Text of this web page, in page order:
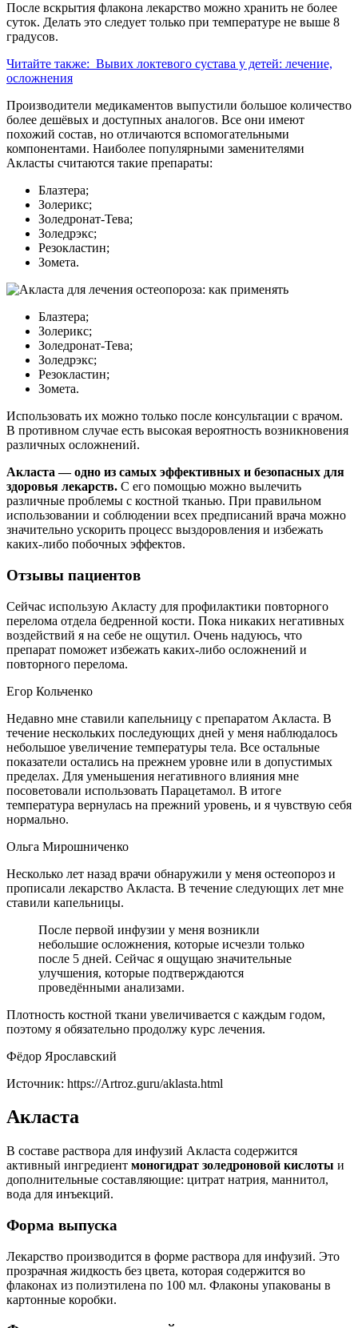
После вскрытия флакона лекарство можно хранить не более
суток. Делать это следует только при температуре не выше 8
градусов.
Читайте также: Вывих локтевого сустава у детей: лечение,
осложнения
Производители медикаментов выпустили большое количество
более дешёвых и доступных аналогов. Все они имеют
похожий состав, но отличаются вспомогательными
компонентами. Наиболее популярными заменителями
Акласты считаются такие препараты:
Блазтера;
Золерикс;
Золедронат-Тева;
Золедрэкс;
Резокластин;
Зомета.
Блазтера;
Золерикс;
Золедронат-Тева;
Золедрэкс;
Резокластин;
Зомета.
Использовать их можно только после консультации с врачом.
В противном случае есть высокая вероятность возникновения
различных осложнений.
Акласта — одно из самых эффективных и безопасных для
здоровья лекарств. С его помощью можно вылечить
различные проблемы с костной тканью. При правильном
использовании и соблюдении всех предписаний врача можно
значительно ускорить процесс выздоровления и избежать
каких-либо побочных эффектов.
Отзывы пациентов
Сейчас использую Акласту для профилактики повторного
перелома отдела бедренной кости. Пока никаких негативных
воздействий я на себе не ощутил. Очень надуюсь, что
препарат поможет избежать каких-либо осложнений и
повторного перелома.
Егор Кольченко
Недавно мне ставили капельницу с препаратом Акласта. В
течение нескольких последующих дней у меня наблюдалось
небольшое увеличение температуры тела. Все остальные
показатели остались на прежнем уровне или в допустимых
пределах. Для уменьшения негативного влияния мне
посоветовали использовать Парацетамол. В итоге
температура вернулась на прежний уровень, и я чувствую себя
нормально.
Ольга Мирошниченко
Несколько лет назад врачи обнаружили у меня остеопороз и
прописали лекарство Акласта. В течение следующих лет мне
ставили капельницы.
После первой инфузии у меня возникли
небольшие осложнения, которые исчезли только
после 5 дней. Сейчас я ощущаю значительные
улучшения, которые подтверждаются
проведёнными анализами.
Плотность костной ткани увеличивается с каждым годом,
поэтому я обязательно продолжу курс лечения.
Фёдор Ярославский
Источник: https://Artroz.guru/aklasta.html
Акласта
В составе раствора для инфузий Акласта содержится
активный ингредиент моногидрат золедроновой кислоты и
дополнительные составляющие: цитрат натрия, маннитол,
вода для инъекций.
Форма выпуска
Лекарство производится в форме раствора для инфузий. Это
прозрачная жидкость без цвета, которая содержится во
флаконах из полиэтилена по 100 мл. Флаконы упакованы в
картонные коробки.